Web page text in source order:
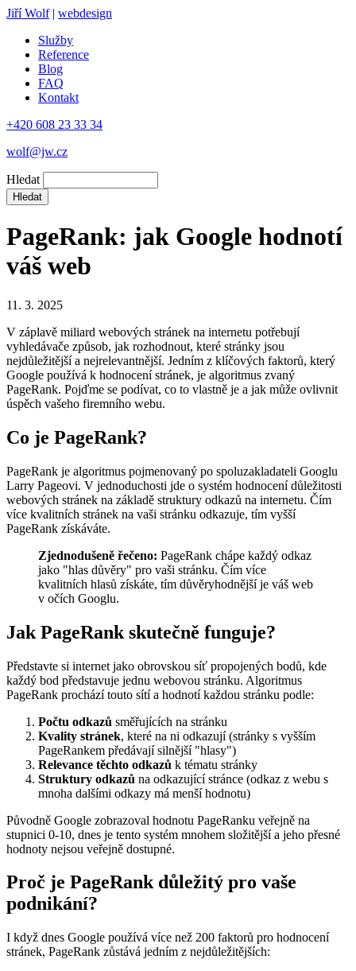
Jiří Wolf | webdesign
Služby
Reference
Blog
FAQ
Kontakt
+420 608 23 33 34
wolf@jw.cz
Hledat
PageRank: jak Google hodnotí
váš web
11. 3. 2025
V záplavě miliard webových stránek na internetu potřebují
vyhledávače způsob, jak rozhodnout, které stránky jsou
nejdůležitější a nejrelevantnější. Jedním z klíčových faktorů, který
Google používá k hodnocení stránek, je algoritmus zvaný
PageRank. Pojďme se podívat, co to vlastně je a jak může ovlivnit
úspěch vašeho firemního webu.
Co je PageRank?
PageRank je algoritmus pojmenovaný po spoluzakladateli Googlu
Larry Pageovi. V jednoduchosti jde o systém hodnocení důležitosti
webových stránek na základě struktury odkazů na internetu. Čím
více kvalitních stránek na vaši stránku odkazuje, tím vyšší
PageRank získáváte.
Zjednodušeně řečeno: PageRank chápe každý odkaz
jako "hlas důvěry" pro vaši stránku. Čím více
kvalitních hlasů získáte, tím důvěryhodnější je váš web
v očích Googlu.
Jak PageRank skutečně funguje?
Představte si internet jako obrovskou síť propojených bodů, kde
každý bod představuje jednu webovou stránku. Algoritmus
PageRank prochází touto sítí a hodnotí každou stránku podle:
Počtu odkazů směřujících na stránku
Kvality stránek, které na ni odkazují (stránky s vyšším
PageRankem předávají silnější "hlasy")
Relevance těchto odkazů k tématu stránky
Struktury odkazů na odkazující stránce (odkaz z webu s
mnoha dalšími odkazy má menší hodnotu)
Původně Google zobrazoval hodnotu PageRanku veřejně na
stupnici 0-10, dnes je tento systém mnohem složitější a jeho přesné
hodnoty nejsou veřejně dostupné.
Proč je PageRank důležitý pro vaše
podnikání?
I když dnes Google používá více než 200 faktorů pro hodnocení
stránek, PageRank zůstává jedním z nejdůležitějších: